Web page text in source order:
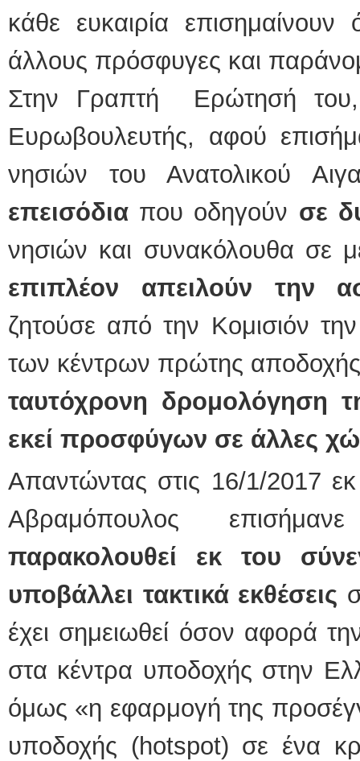
κάθε ευκαιρία
άλλους πρόσφυγες και
Στην Γραπτή Ερώτησή του,
Ευρωβουλευτής, αφού
νησιών του Ανατολικού
επεισόδια που οδηγούν σε
νησιών και συνακόλουθα σε
επιπλέον απειλούν την
ζητούσε από την Κομισιόν
των κέντρων πρώτης αποδοχής
ταυτόχρονη δρομολόγηση
εκεί προσφύγων σε άλλες
Απαντώντας στις 16/1/2017
Αβραμόπουλος
παρακολουθεί εκ του
υποβάλλει τακτικά εκθέσεις
έχει σημειωθεί όσον αφορά
στα κέντρα υποδοχής στην
όμως «η εφαρμογή της
υποδοχής (hotspot) σε ένα